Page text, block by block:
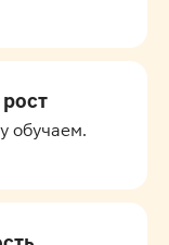
обучаем.